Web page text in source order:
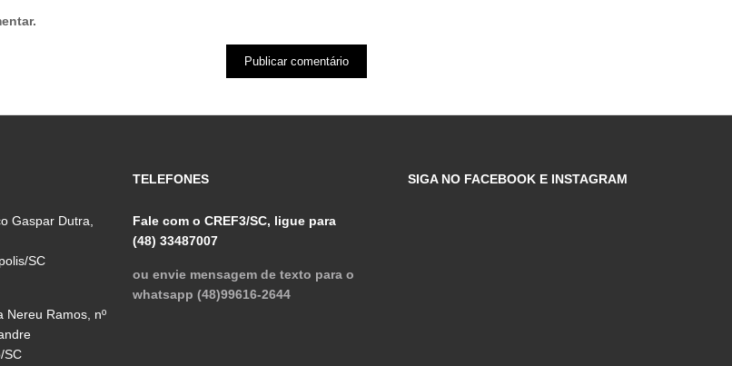
Gaspar Dutra,
SC
Nereu Ramos, nº
SC
TELEFONES
Fale com o CREF3/SC, ligue para
(48) 33487007
ou envie mensagem de texto para o
whatsapp (48)99616-2644
SIGA NO FACEBOOK E INSTAGRAM